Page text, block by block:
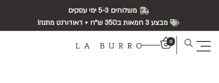
משלוחים 5-3 ימי עסקים
מבצע 3 חמאות ב350 ש"ח + דאודורנט מתנה!
0